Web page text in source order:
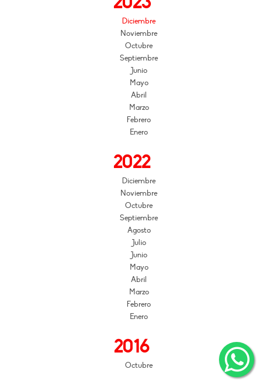
Diciembre
Noviembre
Octubre
Septiembre
Junio
Mayo
Abril
Marzo
Febrero
Enero
2022
Diciembre
Noviembre
Octubre
Septiembre
Agosto
Julio
Junio
Mayo
Abril
Marzo
Febrero
Enero
2016
Octubre